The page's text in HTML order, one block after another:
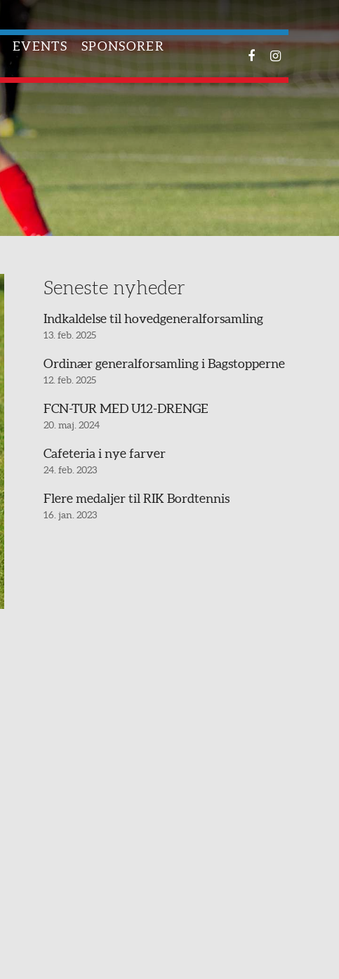
EVENTS
SPONSORER
FACEBOOK
Seneste nyheder
Indkaldelse til hovedgeneralforsamling
13. feb. 2025
Ordinær generalforsamling i Bagstopperne
12. feb. 2025
FCN-TUR MED U12-DRENGE
20. maj. 2024
Cafeteria i nye farver
24. feb. 2023
Flere medaljer til RIK Bordtennis
16. jan. 2023